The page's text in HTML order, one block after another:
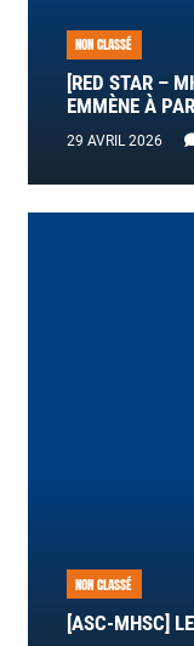
NON CLASSÉ
[RED STAR –
EMMÈNE À
29 AVRIL 2026
NON CLASSÉ
[ASC-MHSC]